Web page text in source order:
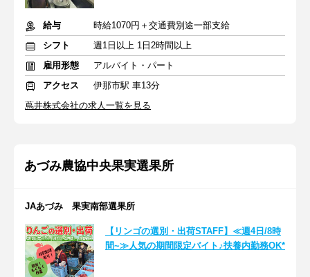
給与
時給1070円＋交通費別途一部支給
シフト
週1日以上 1日2時間以上
雇用形態
アルバイト・パート
アクセス
伊那市駅 車13分
蔦井株式会社の求人一覧を見る
あづみ農協中央果実選果所
JAあづみ 果実南部選果所
【リンゴの選別・出荷STAFF】≪週4日/8時
間~≫人気の期間限定バイト♪扶養内勤務OK*